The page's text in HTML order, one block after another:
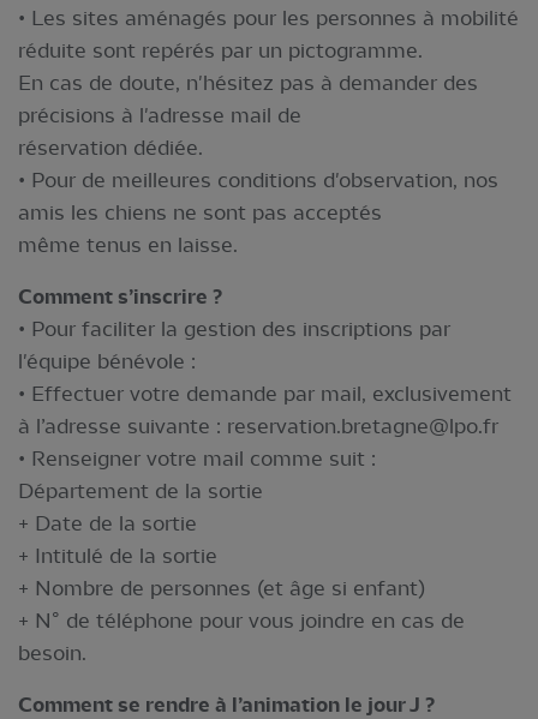
• Les sites aménagés pour les personnes à mobilité
réduite sont repérés par un pictogramme.
En cas de doute, n'hésitez pas à demander des
précisions à l'adresse mail de
réservation dédiée.
• Pour de meilleures conditions d'observation, nos
amis les chiens ne sont pas acceptés
même tenus en laisse.
Comment s’inscrire ?
• Pour faciliter la gestion des inscriptions par
l'équipe bénévole :
• Effectuer votre demande par mail, exclusivement
à l’adresse suivante : reservation.bretagne@lpo.fr
• Renseigner votre mail comme suit :
Département de la sortie
+ Date de la sortie
+ Intitulé de la sortie
+ Nombre de personnes (et âge si enfant)
+ N° de téléphone pour vous joindre en cas de
besoin.
Comment se rendre à l’animation le jour J ?